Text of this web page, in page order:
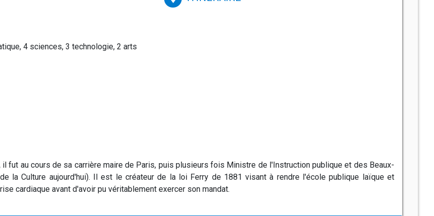
4 sciences, 3 technologie, 2 arts
fut au cours de sa carrière maire de Paris, puis plusieurs fois Ministre de l'Instruction publique et des Beaux-
la Culture aujourd'hui). Il est le créateur de la loi Ferry de 1881 visant à rendre l'école publique laïque et
cardiaque avant d'avoir pu véritablement exercer son mandat.